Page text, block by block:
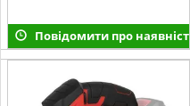
Повідомити про наявність